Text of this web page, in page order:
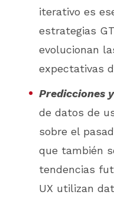
iterativo es
estrategias
evolucionan
expectativas
Predicciones
de datos de
sobre el
que también
tendencias
UX utilizan